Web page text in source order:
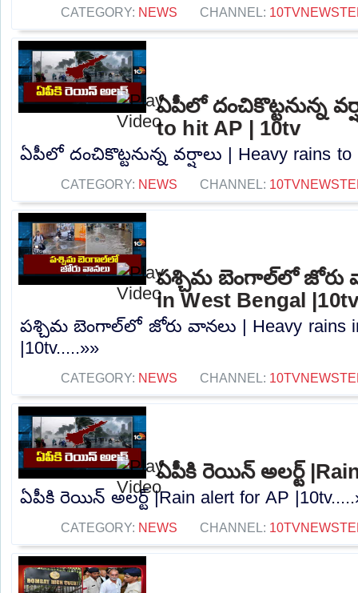
CATEGORY: NEWS CHANNEL:
ఏపీలో దంచికొట్టనున్న
to hit AP | 10tv
ఏపీలో దంచికొట్టనున్న వర్షాలు | Heavy rains to
CATEGORY: NEWS CHANNEL:
పశ్చిమ బెంగాల్‌లో జోరు
in West Bengal
పశ్చిమ బెంగాల్‌లో జోరు వానలు | Heavy rains
|10tv.....»»
CATEGORY: NEWS CHANNEL:
ఏపీకి రెయిన్ అలర్ట్
ఏపీకి రెయిన్ అలర్ట్ |Rain alert for AP
CATEGORY: NEWS CHANNEL: